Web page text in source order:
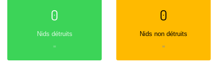
0
Nids détruits
=
0
Nids non détruits
=